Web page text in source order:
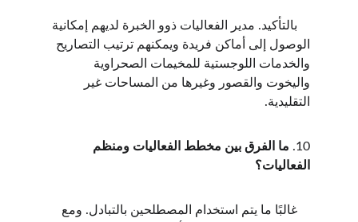
    بالتأكيد. مدير الفعاليات ذوو الخبرة لديهم إمكانية
الوصول إلى أماكن فريدة ويمكنهم ترتيب التصاريح
والخدمات اللوجستية للمخيمات الصحراوية
واليخوت والقصور وغيرها من المساحات غير
التقليدية.
10.
ما الفرق بين مخطط الفعاليات ومنظم
الفعاليات؟
    غالبًا ما يتم استخدام المصطلحين بالتبادل. ومع